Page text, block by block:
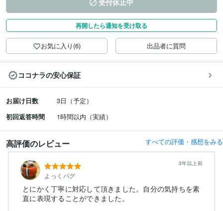
受付休止中
再開したら通知を受け取る
お気に入り(6) 出品者に質問
ココナラの安心保証
お届け日数
3日（予定）
初回返答時間
1時間以内（実績）
高評価のレビュー すべての評価・感想をみる
よっくパグ
3年以上前
とにかく丁寧に対応して頂きました。自分の気持ちを素
直に表現することができました。